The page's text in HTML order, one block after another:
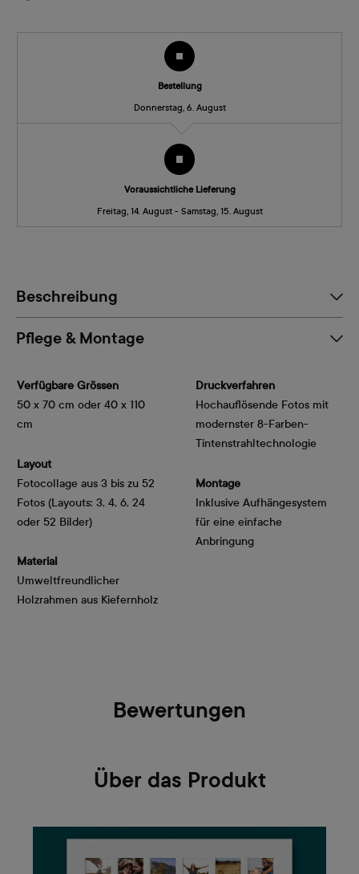
Bestellung
Donnerstag, 6. August
Voraussichtliche Lieferung
Freitag, 14. August - Samstag, 15. August
Beschreibung
Pflege & Montage
Verfügbare Grössen
50 x 70 cm oder 40 x 110
cm
Layout
Fotocollage aus 3 bis zu 52
Fotos (Layouts: 3, 4, 6, 24
oder 52 Bilder)
Material
Umweltfreundlicher
Holzrahmen aus Kiefernholz
Druckverfahren
Hochauflösende Fotos mit
modernster 8-Farben-
Tintenstrahltechnologie
Montage
Inklusive Aufhängesystem
für eine einfache
Anbringung
Bewertungen
Über das Produkt